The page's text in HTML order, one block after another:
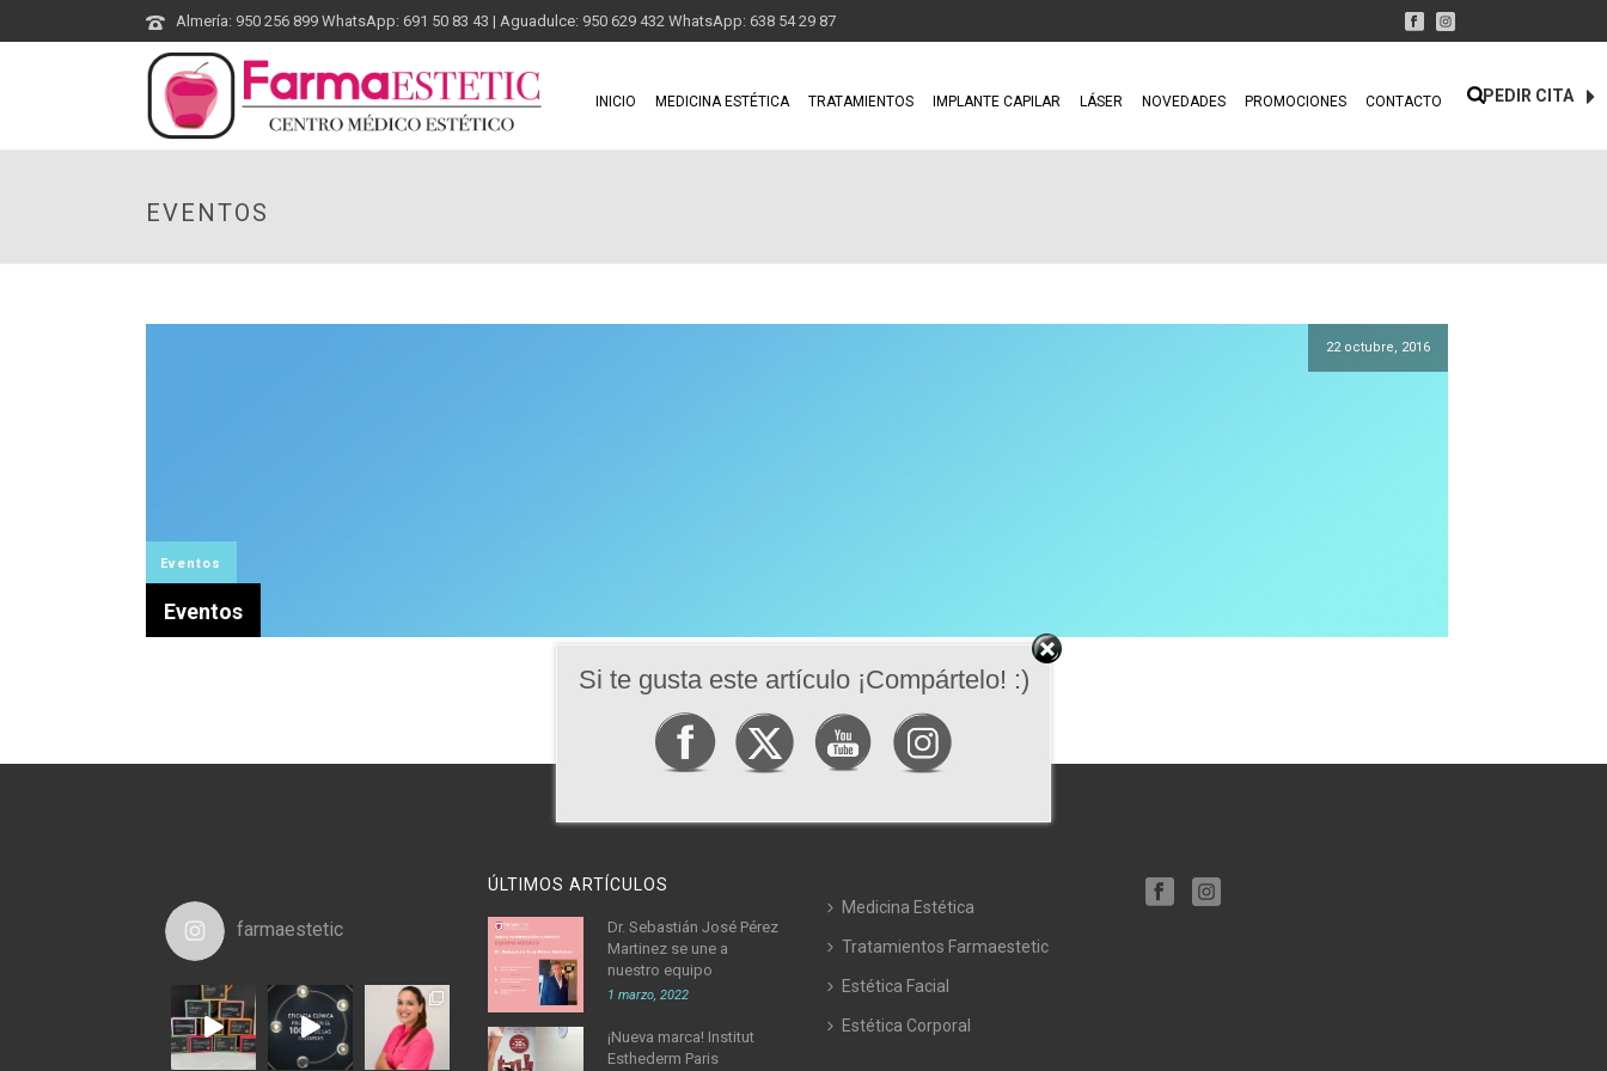
Almería: 950 256 899 WhatsApp: 691 50 83 43 | Aguadulce: 950 629 432 WhatsApp: 638 54 29 87
INICIO MEDICINA ESTÉTICA TRATAMIENTOS IMPLANTE CAPILAR LÁSER NOVEDADES PROMOCIONES CONTACTO PEDIR CITA
EVENTOS
22 octubre, 2016
Eventos
Eventos
farmaestetic
ÚLTIMOS ARTÍCULOS
Dr. Sebastián José Pérez
Martinez se une a
nuestro equipo
1 marzo, 2022
¡Nueva marca! Institut
Esthederm Paris
Medicina Estética
Tratamientos Farmaestetic
Estética Facial
Estética Corporal
Si te gusta este artículo ¡Compártelo! :)